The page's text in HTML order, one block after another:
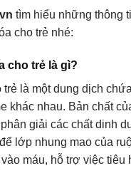
tìm hiểu những thông
cho trẻ nhé:
cho trẻ là gì?
trẻ là một dung dịch
khác nhau. Bản chất
giải các chất dinh
lớp nhung mao của
máu, hỗ trợ việc tiêu